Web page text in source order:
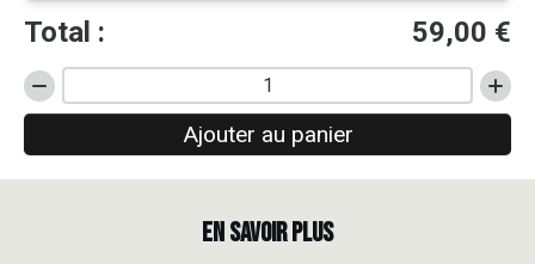
Total : 59,00 €
quantité
de
Motocross
Ajouter au panier
EN SAVOIR PLUS